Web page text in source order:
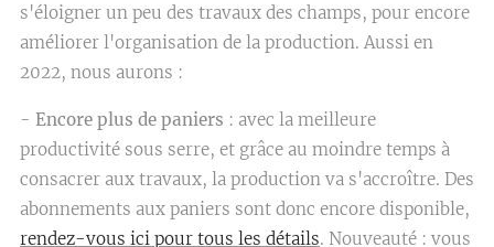
s'éloigner un peu des travaux des champs, pour encore
améliorer l'organisation de la production. Aussi en
2022, nous aurons :
- Encore plus de paniers : avec la meilleure
productivité sous serre, et grâce au moindre temps à
consacrer aux travaux, la production va s'accroître. Des
abonnements aux paniers sont donc encore disponible,
rendez-vous ici pour tous les détails. Nouveauté : vous